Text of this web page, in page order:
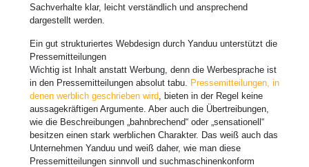
Sachverhalte klar, leicht verständlich und ansprechend
dargestellt werden.
Ein gut strukturiertes Webdesign durch Yanduu unterstützt die
Pressemitteilungen
Wichtig ist Inhalt anstatt Werbung, denn die Werbesprache ist
in den Pressemitteilungen absolut tabu. Pressemitteilungen, in
denen werblich geschrieben wird, bieten in der Regel keine
aussagekräftigen Argumente. Aber auch die Übertreibungen,
wie die Beschreibungen „bahnbrechend“ oder „sensationell“
besitzen einen stark werblichen Charakter. Das weiß auch das
Unternehmen Yanduu und weiß daher, wie man diese
Pressemitteilungen sinnvoll und suchmaschinenkonform